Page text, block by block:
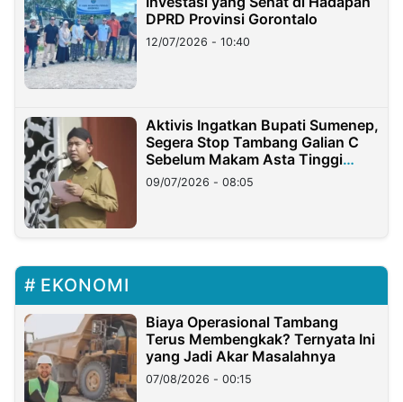
DPRD Provinsi Gorontalo
12/07/2026 - 10:40
Aktivis Ingatkan Bupati Sumenep,
Segera Stop Tambang Galian C
Sebelum Makam Asta Tinggi
Longsor
09/07/2026 - 08:05
EKONOMI
Biaya Operasional Tambang
Terus Membengkak? Ternyata Ini
yang Jadi Akar Masalahnya
07/08/2026 - 00:15